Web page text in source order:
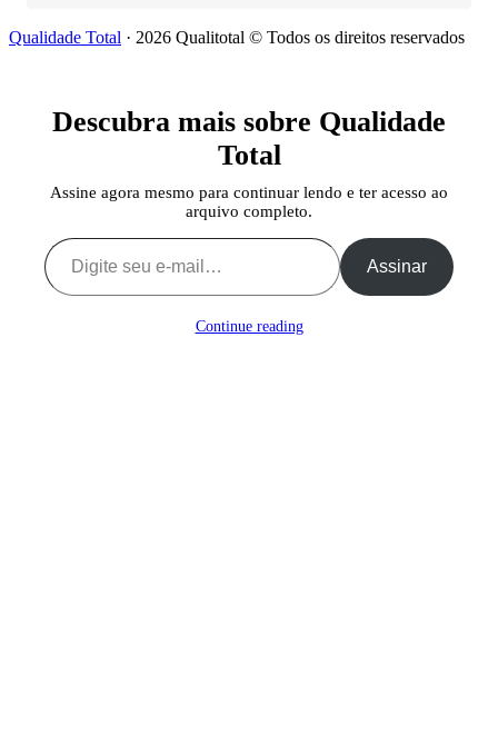
Qualidade Total · 2026 Qualitotal © Todos os direitos reservados
Descubra mais sobre Qualidade
Total
Assine agora mesmo para continuar lendo e ter acesso ao
arquivo completo.
Digite seu e-mail…
Assinar
Continue reading